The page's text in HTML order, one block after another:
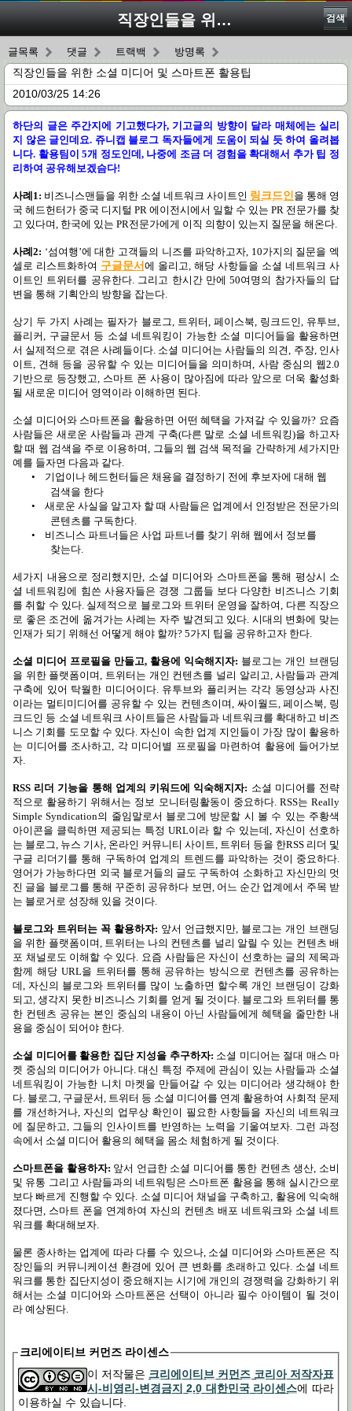
직장인들을 위한 소셜 미디어 및 스마트폰 활용팁 검색
글목록 댓글 트랙백 방명록
직장인들을 위한 소셜 미디어 및 스마트폰 활용팁
2010/03/25 14:26
하단의 글은 주간지에 기고했다가, 기고글의 방향이 달라 매체에는 실리
지 않은 글인데요. 쥬니캡 블로그 독자들에게 도움이 되실 듯 하여 올려봅
니다. 활용팀이 5개 정도인데, 나중에 조금 더 경험을 확대해서 추가 팁 정
리하여 공유해보겠슴다!
사례 1: 비즈니스맨들을 위한 소셜 네트워크 사이트인 링크드인을 통해 영
국 헤드헌터가 중국 디지털 PR 에이전시에서 일할 수 있는 PR 전문가를 찾
고 있다며, 한국에 있는 PR전문가에게 이직 의향이 있는지 질문을 해온다.
사례 2: ‘섬여행’에 대한 고객들의 니즈를 파악하고자, 10가지의 질문을 엑
셀로 리스트화하여 구글문서 에 올리고, 해당 사항들을 소셜 네트워크 사
이트인 트위터를 공유한다. 그리고 한시간 만에 50여명의 참가자들의 답
변을 통해 기획안의 방향을 잡는다.
상기 두 가지 사례는 필자가 블로그, 트위터, 페이스북, 링크드인, 유투브,
플리커, 구글문서 등 소셜 네트워킹이 가능한 소셜 미디어들을 활용하면
서 실제적으로 겪은 사례들이다. 소셜 미디어는 사람들의 의견, 주장, 인사
이트, 견해 등을 공유할 수 있는 미디어들을 의미하며, 사람 중심의 웹2.0
기반으로 등장했고, 스마트 폰 사용이 많아짐에 따라 앞으로 더욱 활성화
될 새로운 미디어 영역이라 이해하면 된다.
소셜 미디어와 스마트폰을 활용하면 어떤 혜택을 가져갈 수 있을까? 요즘
사람들은 새로운 사람들과 관계 구축(다른 말로 소셜 네트워킹)을 하고자
할 때 웹 검색을 주로 이용하며, 그들의 웹 검색 목적을 간략하게 세가지만
예를 들자면 다음과 같다.
•
기업이나 헤드헌터들은 채용을 결정하기 전에 후보자에 대해 웹
검색을 한다
•
새로운 사실을 알고자 할 때 사람들은 업계에서 인정받은 전문가의
콘텐츠를 구독한다.
•
비즈니스 파트너들은 사업 파트너를 찾기 위해 웹에서 정보를
찾는다.
세가지 내용으로 정리했지만, 소셜 미디어와 스마트폰을 통해 평상시 소
셜 네트워킹에 힘쓴 사용자들은 경쟁 그룹들 보다 다양한 비즈니스 기회
를 취할 수 있다. 실제적으로 블로그와 트위터 운영을 잘하여, 다른 직장으
로 좋은 조건에 옮겨가는 사례는 자주 발견되고 있다. 시대의 변화에 맞는
인재가 되기 위해선 어떻게 해야 할까? 5가지 팁을 공유하고자 한다.
소셜 미디어 프로필을 만들고, 활용에 익숙해지자: 블로그는 개인 브랜딩
을 위한 플랫폼이며, 트위터는 개인 컨텐츠를 널리 알리고,사람들과 관계
구축에 있어 탁월한 미디어이다. 유투브와 플리커는 각각 동영상과 사진
이라는 멀티미디어를 공유할 수 있는 컨텐츠이며, 싸이월드,페이스북, 링
크드인 등 소셜 네트워크 사이트들은 사람들과 네트워크를 확대하고 비즈
니스 기회를 도모할 수 있다.자신이 속한 업계 지인들이 가장 많이 활용하
는 미디어를 조사하고, 각 미디어별 프로필을 마련하여 활용에 들어가보
자.
RSS 리더 기능을 통해 업계의 키워드에 익숙해지자: 소셜 미디어를 전략
적으로 활용하기 위해서는 정보 모니터링활동이 중요하다. RSS는 Really
Simple Syndication의 줄임말로서 블로그에 방문할 시 볼 수 있는 주황색
아이콘을 클릭하면 제공되는 특정 URL이라 할 수 있는데, 자신이 선호하
는 블로그, 뉴스 기사, 온라인 커뮤니티 사이트, 트위터 등을 한RSS 리더 및
구글 리더기를 통해 구독하여 업계의 트렌드를 파악하는 것이 중요하다.
영어가 가능하다면 외국 블로거들의 글도 구독하여 소화하고 자신만의 멋
진 글을 블로그를 통해 꾸준히 공유하다 보면, 어느 순간 업계에서 주목 받
는 블로거로 성장해 있을 것이다.
블로그와 트위터는 꼭 활용하자: 앞서 언급했지만, 블로그는 개인 브랜딩
을 위한 플랫폼이며, 트위터는 나의 컨텐츠를 널리 알릴 수 있는 컨텐츠 배
포 채널로도 이해할 수 있다. 요즘 사람들은 자신이 선호하는 글의 제목과
함께 해당URL을 트위터를 통해 공유하는 방식으로 컨텐츠를 공유하는
데, 자신의 블로그와 트위터를 많이 노출하면 할수록 개인 브랜딩이 강화
되고,생각지 못한 비즈니스 기회를 얻게 될 것이다. 블로그와 트위터를 통
한 컨텐츠 공유는 본인 중심의 내용이 아닌 사람들에게 혜택을 줄만한 내
용을 중심이 되어야 한다.
소셜 미디어를 활용한 집단 지성을 추구하자: 소셜 미디어는 절대 매스 마
켓 중심의 미디어가 아니다.대신 특정 주제에 관심이 있는 사람들과 소셜
네트워킹이 가능한 니치 마켓을 만들어갈 수 있는 미디어라 생각해야 한
다. 블로그, 구글문서, 트위터 등 소셜 미디어를 연계 활용하여 사회적 문제
를 개선하거나, 자신의 업무상 확인이 필요한 사항들을 자신의 네트워크
에 질문하고, 그들의 인사이트를 반영하는 노력을 기울여보자. 그런 과정
속에서 소셜 미디어 활용의 혜택을 몸소 체험하게 될 것이다.
스마트폰을 활용하자: 앞서 언급한 소셜 미디어를 통한 컨텐츠 생산, 소비
및 유통 그리고 사람들과의 네트워팅은 스마트폰 활용을 통해 실시간으로
보다 빠르게 진행할 수 있다. 소셜 미디어 채널을 구축하고, 활용에 익숙해
졌다면, 스마트 폰을 연계하여 자신의 컨텐츠 배포 네트워크와 소셜 네트
워크를 확대해보자.
물론 종사하는 업계에 따라 다를 수 있으나, 소셜 미디어와 스마트폰은 직
장인들의 커뮤니케이션 환경에 있어 큰 변화를 초래하고 있다. 소셜 네트
워크를 통한 집단지성이 중요해지는 시기에 개인의 경쟁력을 강화하기 위
해서는 소셜 미디어와 스마트폰은 선택이 아니라 필수 아이템이 될 것이
라 예상된다.
크리에이티브 커먼즈 라이센스
이 저작물은 크리에이티브 커먼즈 코리아 저작자표
시-비영리-변경금지 2.0 대한민국 라이센스에 따라
이용하실 수 있습니다.